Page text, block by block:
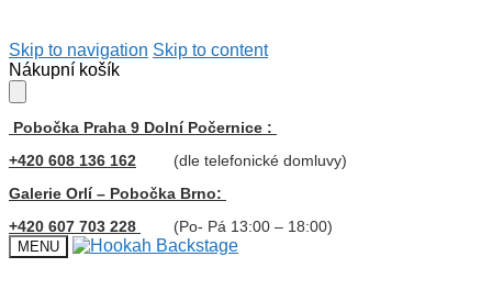
Skip to navigation Skip to content
Nákupní košík
Pobočka Praha 9 Dolní Počernice :
+420 608 136 162
(dle telefonické domluvy)
Galerie Orlí – Pobočka Brno:
+420 607 703 228
(Po- Pá 13:00 – 18:00)
MENU